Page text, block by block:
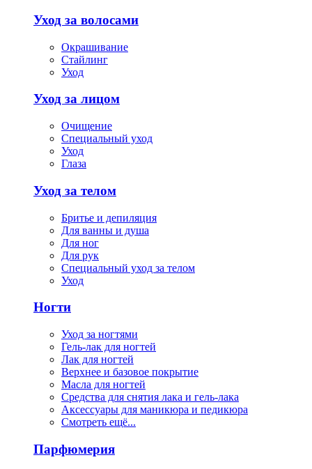
Уход за волосами
Окрашивание
Стайлинг
Уход
Уход за лицом
Очищение
Специальный уход
Уход
Глаза
Уход за телом
Бритье и депиляция
Для ванны и душа
Для ног
Для рук
Специальный уход за телом
Уход
Ногти
Уход за ногтями
Гель-лак для ногтей
Лак для ногтей
Верхнее и базовое покрытие
Масла для ногтей
Средства для снятия лака и гель-лака
Аксессуары для маникюра и педикюра
Смотреть ещё...
Парфюмерия